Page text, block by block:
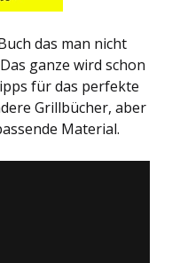
das man nicht
ganze wird schon
für das perfekte
Grillbücher, aber
Material.